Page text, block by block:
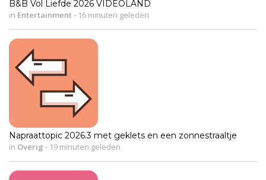
B&B Vol Liefde 2026 VIDEOLAND
in Entertainment- 16 minuten geleden
Napraattopic 2026.3 met geklets en een zonnestraaltje
in Overig - 19 minuten geleden